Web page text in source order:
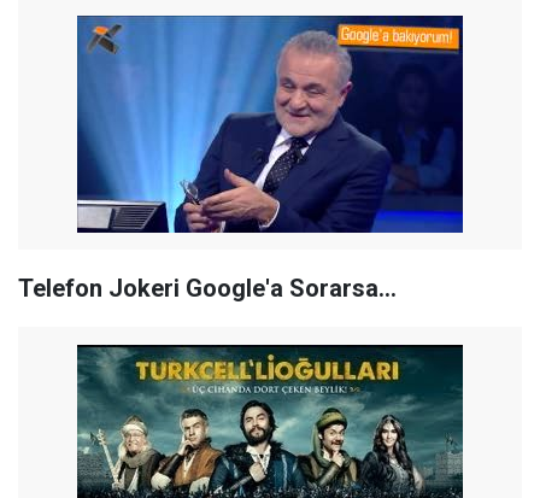
Telefon Jokeri Google'a Sorarsa...